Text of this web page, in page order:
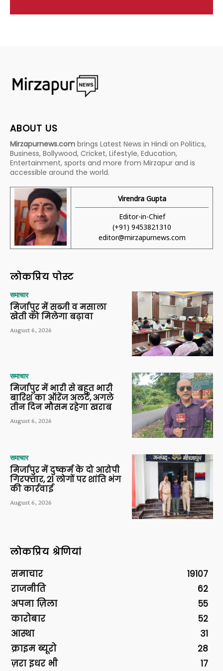
ABOUT US
Mirzapurnews.com brings Latest News in Hindi on Politics,
Business, Bollywood, Cricket, Lifestyle, Education,
Entertainment, sports and more from Mirzapur and is
accessible around the world.
Virendra Gupta
Editor-in-Chief
(+91) 9453821310
editor@mirzapurnews.com
लोकप्रिय पोस्ट
समाचार
मिर्जापुर में सब्जी व मसाला
खेती को मिलेगा बढ़ावा
August 6, 2026
समाचार
मिर्जापुर में भारी से बहुत भारी
बारिश का ऑरेंज अलर्ट, अगले
तीन दिन मौसम रहेगा खराब
August 6, 2026
समाचार
मिर्जापुर में दुष्कर्म के दो आरोपी
गिरफ्तार, 21 लोगों पर शांति भंग
की कार्रवाई
August 6, 2026
लोकप्रिय श्रेणियां
समाचार
19107
राजनीति
62
अपना ज़िला
55
कारोबार
52
आस्था
31
क्राइम ब्यूरो
28
ज़रा इधर भी
17